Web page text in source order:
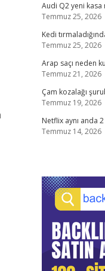
Audi Q2 yeni kasa
Temmuz 25, 2026
Kedi
Temmuz 25, 2026
Arap saçı neden
Temmuz 21, 2026
Çam kozalağı
Temmuz 19, 2026
Netflix aynı anda
Temmuz 14, 2026